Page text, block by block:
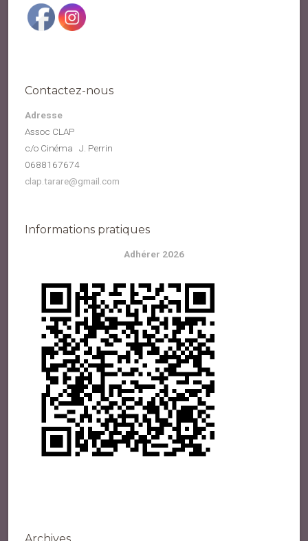
Contactez-nous
Adresse
Assoc CLAP
c/o Cinéma J. Perrin
0688167674
clap.tarare@gmail.com
Informations pratiques
Adhérer 2026